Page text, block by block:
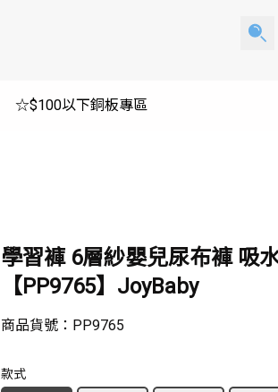
☆$100以下銅板專區
學習褲 6層紗嬰兒尿布褲 吸
【PP9765】JoyBaby
商品貨號： PP9765
款式